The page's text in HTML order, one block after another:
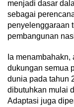
menjadi dasar
sebagai
penyelenggaraan
pembangunan
Ia
dukungan semua
dunia pada tahun
dibutuhkan mulai
Adaptasi juga